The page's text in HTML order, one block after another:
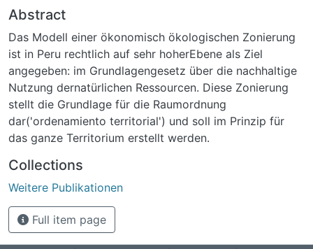
Abstract
Das Modell einer ökonomisch ökologischen Zonierung
ist in Peru rechtlich auf sehr hoherEbene als Ziel
angegeben: im Grundlagengesetz über die nachhaltige
Nutzung dernatürlichen Ressourcen. Diese Zonierung
stellt die Grundlage für die Raumordnung
dar('ordenamiento territorial') und soll im Prinzip für
das ganze Territorium erstellt werden.
Collections
Weitere Publikationen
Full item page